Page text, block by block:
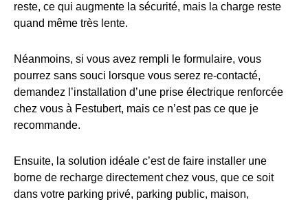
reste, ce qui augmente la sécurité, mais la charge reste
quand même très lente.
Néanmoins, si vous avez rempli le formulaire, vous
pourrez sans souci lorsque vous serez re-contacté,
demandez l’installation d’une prise électrique renforcée
chez vous à Festubert, mais ce n’est pas ce que je
recommande.
Ensuite, la solution idéale c’est de faire installer une
borne de recharge directement chez vous, que ce soit
dans votre parking privé, parking public, maison,